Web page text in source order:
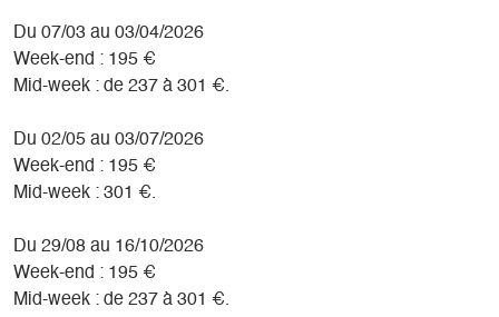
Du 07/03 au 03/04/2026
Week-end : 195 €
Mid-week : de 237 à 301 €.
Du 02/05 au 03/07/2026
Week-end : 195 €
Mid-week : 301 €.
Du 29/08 au 16/10/2026
Week-end : 195 €
Mid-week : de 237 à 301 €.